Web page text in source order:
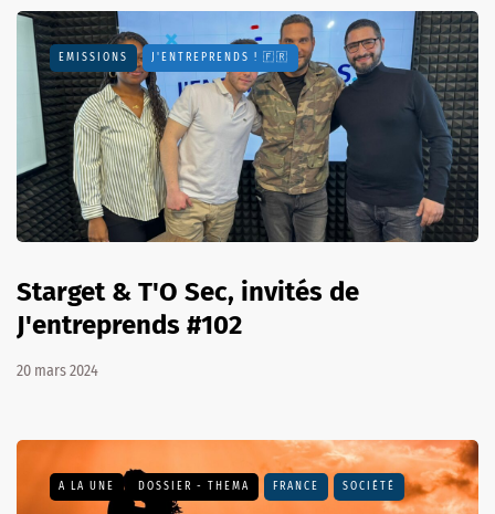
EMISSIONS J'ENTREPRENDS ! 🇫🇷
Starget & T'O Sec, invités de
J'entreprends #102
20 mars 2024
A LA UNE DOSSIER - THEMA FRANCE SOCIÉTÉ